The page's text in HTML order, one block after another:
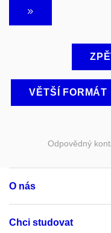
VĚTŠÍ FORMÁT
Odpovědný
O nás
Chci studovat